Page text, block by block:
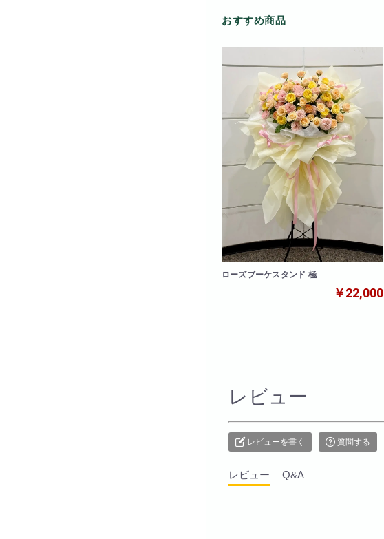
おすすめ商品
ローズブーケスタンド 極
￥22,000
レビュー
レビューを書く 質問する
レビュー Q&A